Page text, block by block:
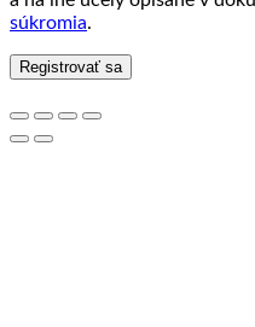
súkromia.
Registrovať sa